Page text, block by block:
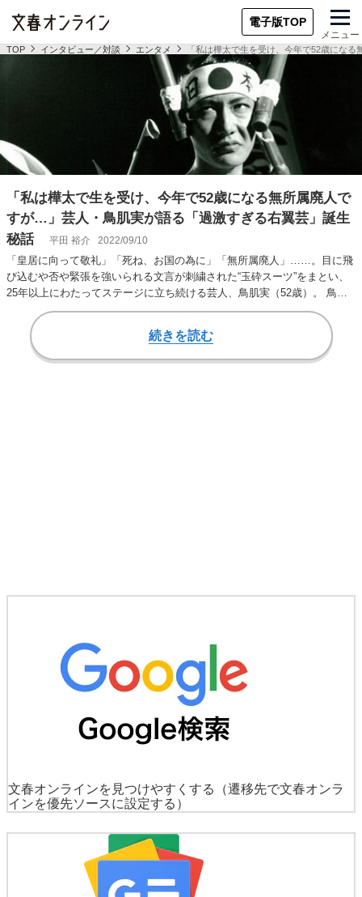
電子版TOP
メニュー
TOP インタビュー／対談 エンタメ 「私は樺太で生を受け、今年で52歳にな
「私は樺太で生を受け、今年で52歳になる無所属廃人で
すが…」芸人・鳥肌実が語る「過激すぎる右翼芸」誕生
秘話
平田 裕介 2022/09/10
「皇居に向って敬礼」「死ね、お国の為に」「無所属廃人」……。目に飛
び込むや否や緊張を強いられる文言が刺繍された“玉砕スーツ”をまとい、
25年以上にわたってステージに立ち続ける芸人、鳥肌実（52歳）。 鳥肌
氏が脚光を浴…
続きを読む
文春オンラインを見つけやすくする
（遷移先で文春オンラ
インを優先ソースに設定する）